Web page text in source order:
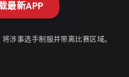
最新APP
涉事选手制服并带离比赛区域。